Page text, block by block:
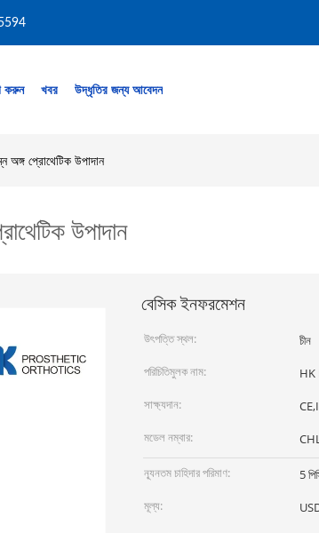
করুন খবর উদ্ধৃতির জন্য আবেদন
অঙ্গ প্রোথেটিক উপাদান
উপাদান
বেসিক ইনফরমেশন
উৎপত্তি স্থল:
চীন
পরিচিতিমুলক নাম:
HK
সাক্ষ্যদান:
মডেল নম্বার:
ন্যূনতম চাহিদার পরিমাণ:
5
মূল্য: